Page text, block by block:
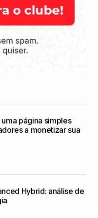
página simples
a monetizar sua
Hybrid: análise de